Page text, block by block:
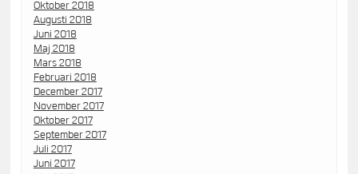
Oktober 2018
Augusti 2018
Juni 2018
Maj 2018
Mars 2018
Februari 2018
December 2017
November 2017
Oktober 2017
September 2017
Juli 2017
Juni 2017